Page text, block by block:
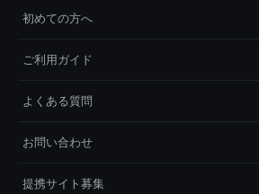
初めての方へ
ご利用ガイド
よくある質問
お問い合わせ
提携サイト募集